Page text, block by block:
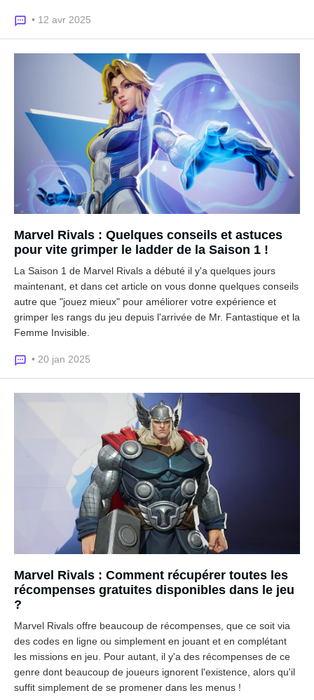
• 12 avr 2025
Marvel Rivals : Quelques conseils et astuces
pour vite grimper le ladder de la Saison 1 !
La Saison 1 de Marvel Rivals a débuté il y'a quelques jours
maintenant, et dans cet article on vous donne quelques conseils
autre que "jouez mieux" pour améliorer votre expérience et
grimper les rangs du jeu depuis l'arrivée de Mr. Fantastique et la
Femme Invisible.
• 20 jan 2025
Marvel Rivals : Comment récupérer toutes les
récompenses gratuites disponibles dans le jeu
?
Marvel Rivals offre beaucoup de récompenses, que ce soit via
des codes en ligne ou simplement en jouant et en complétant
les missions en jeu. Pour autant, il y'a des récompenses de ce
genre dont beaucoup de joueurs ignorent l'existence, alors qu'il
suffit simplement de se promener dans les menus !